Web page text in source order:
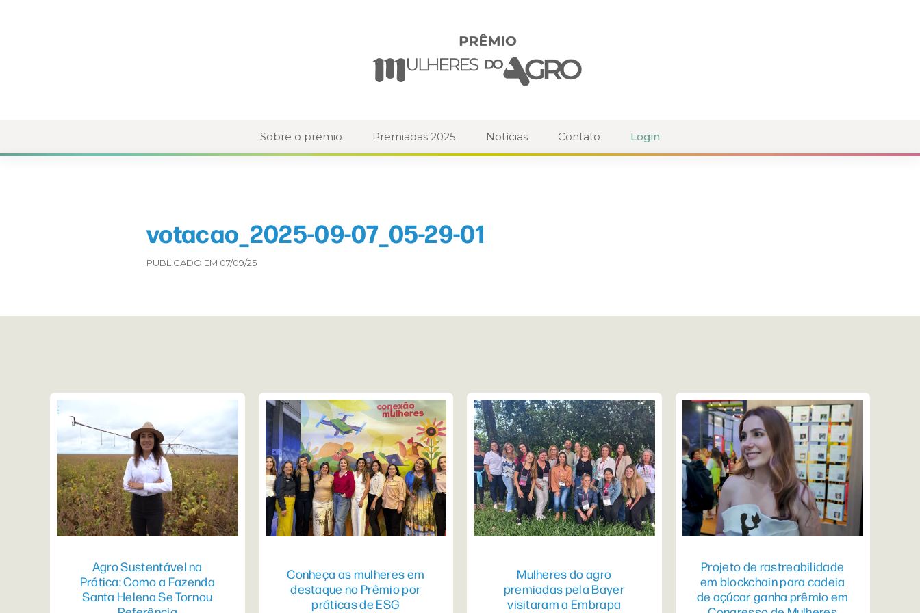
Sobre o prêmio Premiadas 2025 Notícias Contato Login
votacao_2025-09-07_05-29-01
PUBLICADO EM 07/09/25
Agro Sustentável na
Prática: Como a Fazenda
Santa Helena Se Tornou
Conheça as mulheres em
destaque no Prêmio por
práticas de ESG
Mulheres do agro
premiadas pela Bayer
visitaram a Embrapa
Projeto de rastreabilidade
em blockchain para cadeia
de açúcar ganha prêmio em